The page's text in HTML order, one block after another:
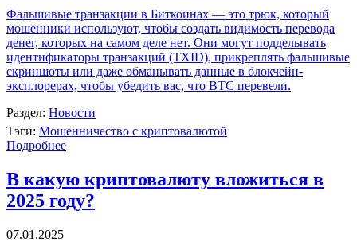
Фальшивые транзакции в Биткоинах — это трюк, который
мошенники используют, чтобы создать видимость перевода
денег, которых на самом деле нет. Они могут подделывать
идентификаторы транзакций (TXID), прикреплять фальшивые
скриншоты или даже обманывать данные в блокчейн-
эксплорерах, чтобы убедить вас, что BTC перевели.
Раздел: Новости
Тэги: Мошенничество с криптовалютой
Подробнее
В какую криптовалюту вложиться в
2025 году?
07.01.2025